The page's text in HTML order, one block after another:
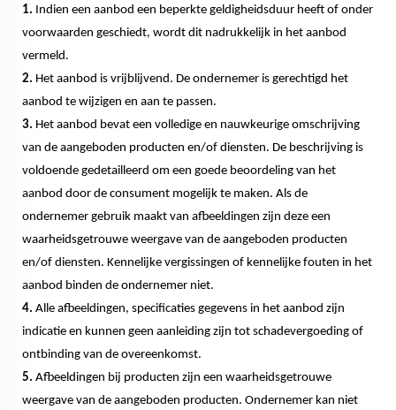
1. Indien een aanbod een beperkte geldigheidsduur heeft of onder
voorwaarden geschiedt, wordt dit nadrukkelijk in het aanbod
vermeld.
2. Het aanbod is vrijblijvend. De ondernemer is gerechtigd het
aanbod te wijzigen en aan te passen.
3. Het aanbod bevat een volledige en nauwkeurige omschrijving
van de aangeboden producten en/of diensten. De beschrijving is
voldoende gedetailleerd om een goede beoordeling van het
aanbod door de consument mogelijk te maken. Als de
ondernemer gebruik maakt van afbeeldingen zijn deze een
waarheidsgetrouwe weergave van de aangeboden producten
en/of diensten. Kennelijke vergissingen of kennelijke fouten in het
aanbod binden de ondernemer niet.
4. Alle afbeeldingen, specificaties gegevens in het aanbod zijn
indicatie en kunnen geen aanleiding zijn tot schadevergoeding of
ontbinding van de overeenkomst.
5. Afbeeldingen bij producten zijn een waarheidsgetrouwe
weergave van de aangeboden producten. Ondernemer kan niet